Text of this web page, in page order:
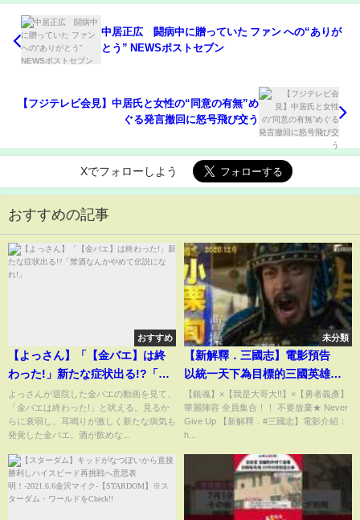
中居正広 闘病中に贈っていた ファン への“ありが
とう” NEWSポストセブン
【フジテレビ会見】中居氏と女性の“同意の有無”め
ぐる発言撤回に怒号飛び交う
Xでフォローしよう
おすすめの記事
おすすめ
【よっさん】「【金バエ】は終
わった!」新たな症状出る!?「禁
酒なんかやめて伝説になれ!」
よっさんが退院した金バエの動画を見て、
「金バエは終わった!」と吠える。見るか
らに衰弱し、耳鳴りが激しく新たな病気も
発覚した金バエ。酒が飲めな...
未分類
【新解釋．三國志】電影預告
以統一天下為目標的三國英雄們
開戰啦！ 12月 沒想到是喜劇！
【銀魂】×【我是大哥大!!】×【勇者義彥】
華麗陣容 全員集合！！ 不要放棄★ Never
Give Up 【新解釋．#三國志】電影介紹：
h...